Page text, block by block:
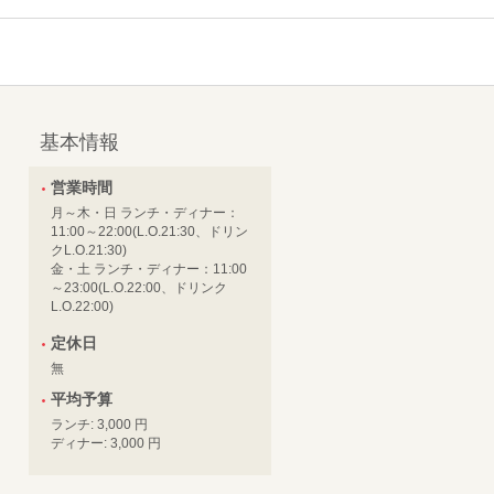
基本情報
営業時間
月～木・日 ランチ・ディナー：
11:00～22:00(L.O.21:30、ドリン
クL.O.21:30)
金・土 ランチ・ディナー：11:00
～23:00(L.O.22:00、ドリンク
L.O.22:00)
定休日
無
平均予算
ランチ: 3,000 円
ディナー: 3,000 円